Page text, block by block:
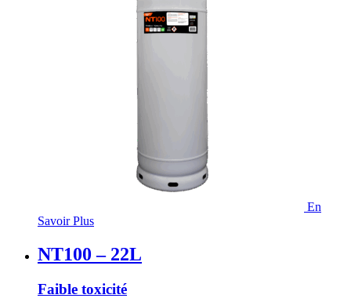
En
Savoir Plus
NT100 – 22L
Faible toxicité